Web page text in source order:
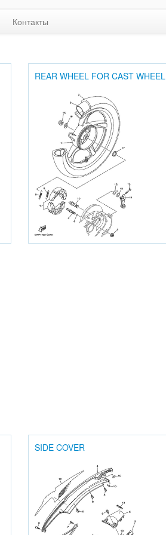
Контакты
REAR WHEEL FOR CAST WHEEL
SIDE COVER